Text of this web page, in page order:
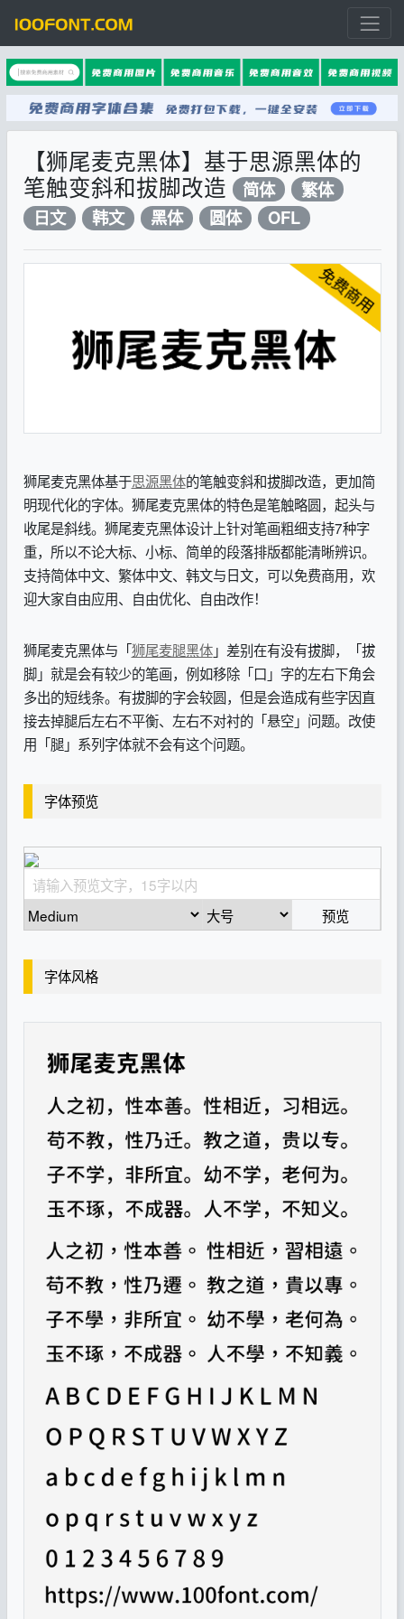
【狮尾麦克黑体】基于思源黑体的
笔触变斜和拔脚改造
简体
繁体
日文
韩文 黑体 圆体 OFL
狮尾麦克黑体基于思源黑体的笔触变斜和拔脚改造，更加简
明现代化的字体。狮尾麦克黑体的特色是笔触略圆，起头与
收尾是斜线。狮尾麦克黑体设计上针对笔画粗细支持7种字
重，所以不论大标、小标、简单的段落排版都能清晰辨识。
支持简体中文、繁体中文、韩文与日文，可以免费商用，欢
迎大家自由应用、自由优化、自由改作！
狮尾麦克黑体与「狮尾麦腿黑体」差别在有没有拔脚，「拔
脚」就是会有较少的笔画，例如移除「口」字的左右下角会
多出的短线条。有拔脚的字会较圆，但是会造成有些字因直
接去掉腿后左右不平衡、左右不对衬的「悬空」问题。改使
用「腿」系列字体就不会有这个问题。
字体预览
预览
字体风格